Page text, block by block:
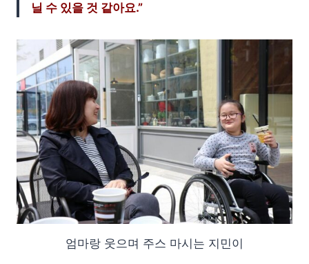
닐 수 있을 것 같아요.”
엄마랑 웃으며 주스 마시는 지민이